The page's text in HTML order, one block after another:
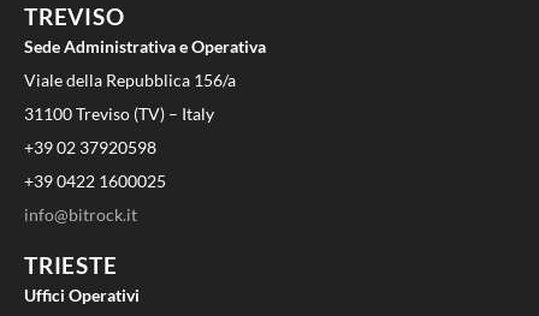
TREVISO
Sede Administrativa e Operativa
Viale della Repubblica 156/a
31100 Treviso (TV) – Italy
+39 02 37920598
+39 0422 1600025
info@bitrock.it
TRIESTE
Uffici Operativi